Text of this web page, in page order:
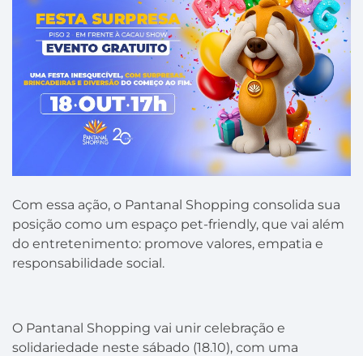
Com essa ação, o Pantanal Shopping consolida sua
posição como um espaço pet-friendly, que vai além
do entretenimento: promove valores, empatia e
responsabilidade social.
O Pantanal Shopping vai unir celebração e
solidariedade neste sábado (18.10), com uma